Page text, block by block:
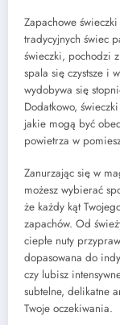
Zapachowe
tradycyjnych świec
świeczki, pochodzi
spala się czystsze i
wydobywa się
Dodatkowo,
jakie mogą być
powietrza w
Zanurzając się w
możesz wybierać
że każdy kąt
zapachów. Od
ciepłe nuty
dopasowana do
czy lubisz
subtelne, delikatne
Twoje oczekiwania.